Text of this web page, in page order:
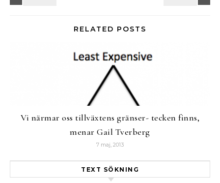
RELATED POSTS
Vi närmar oss tillväxtens gränser- tecken finns,
menar Gail Tverberg
7 maj, 2013
TEXT SÖKNING